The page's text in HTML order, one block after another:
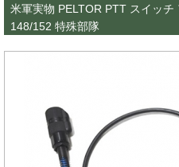
米軍実物 PELTOR PTT スイッ
148/152 特殊部隊